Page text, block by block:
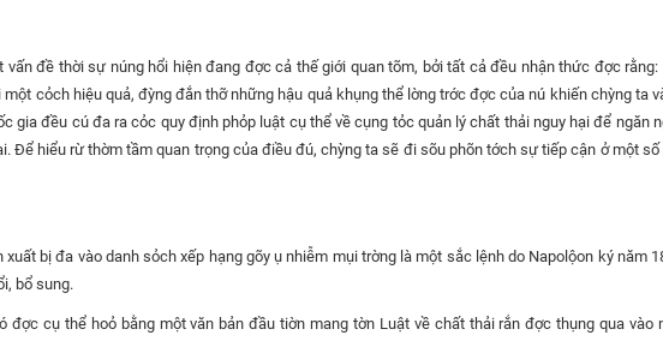
đề thời sự núng hổi hiện đang đợc cả thế giới quan tõm, bởi tất cả đều nhận thức đợc rằng:
cỏch hiệu quả, đỳng đắn thỡ những hậu quả khụng thể lờng trớc đợc của nú khiến chỳng ta
gia đều cú đa ra cỏc quy định phỏp luật cụ thể về cụng tỏc quản lý chất thải nguy hại để ngăn
Để hiểu rừ thờm tầm quan trọng của điều đú, chỳng ta sẽ đi sõu phõn tớch sự tiếp cận ở một số
bị đa vào danh sỏch xếp hạng gõy ụ nhiễm mụi trờng là một sắc lệnh do Napolộon ký năm
bổ sung.
đợc cụ thể hoỏ bằng một văn bản đầu tiờn mang tờn Luật về chất thải rắn đợc thụng qua vào